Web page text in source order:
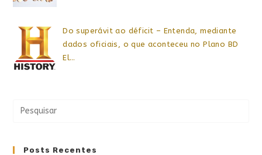
Do superávit ao déficit – Entenda, mediante
dados oficiais, o que aconteceu no Plano BD
El…
Posts Recentes